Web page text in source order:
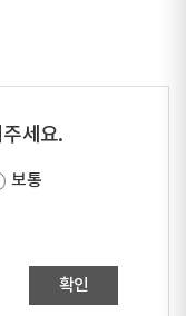
세요.
보통
확인